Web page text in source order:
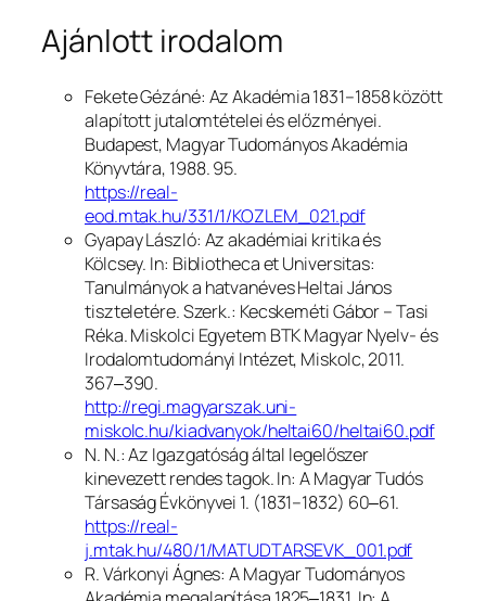
Ajánlott irodalom
Fekete Gézáné: Az Akadémia 1831–1858 között
alapított jutalomtételei és előzményei.
Budapest, Magyar Tudományos Akadémia
Könyvtára, 1988. 95.
https://real-
eod.mtak.hu/331/1/KOZLEM_021.pdf
Gyapay László: Az akadémiai kritika és
Kölcsey. In: Bibliotheca et Universitas:
Tanulmányok a hatvanéves Heltai János
tiszteletére. Szerk.: Kecskeméti Gábor – Tasi
Réka. Miskolci Egyetem BTK Magyar Nyelv- és
Irodalomtudományi Intézet, Miskolc, 2011.
367‒390.
http://regi.magyarszak.uni-
miskolc.hu/kiadvanyok/heltai60/heltai60.pdf
N. N.: Az Igazgatóság által legelőszer
kinevezett rendes tagok. In:A Magyar Tudós
Társaság Évkönyvei 1. (1831–1832) 60‒61.
https://real-
j.mtak.hu/480/1/MATUDTARSEVK_001.pdf
R. Várkonyi Ágnes: A Magyar Tudományos